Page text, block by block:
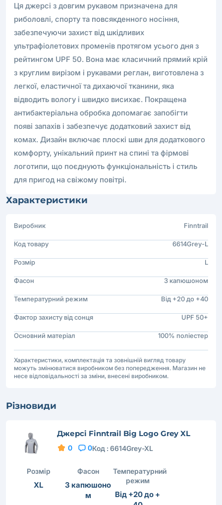
Ця джерсі з довгим рукавом призначена для
риболовлі, спорту та повсякденного носіння,
забезпечуючи захист від шкідливих
ультрафіолетових променів протягом усього дня з
рейтингом UPF 50. Вона має класичний прямий крій
з круглим вирізом і рукавами реглан, виготовлена з
легкої, еластичної та дихаючої тканини, яка
відводить вологу і швидко висихає. Покращена
антибактеріальна обробка допомагає запобігти
появі запахів і забезпечує додатковий захист від
комах. Дизайн включає плоскі шви для додаткового
комфорту, унікальний принт на спині та фірмові
логотипи, що поєднують функціональність і стиль
для пригод на свіжому повітрі.
Характеристики
Виробник Finntrail
Код товару 6614Grey-L
Розмір L
Фасон З капюшоном
Температурний режим Від +20 до +40
Фактор захисту від сонця UPF 50+
Основний матеріал 100% поліестер
Характеристики, комплектація та зовнішній вигляд товару
можуть змінюватися виробником без попередження. Магазин не
несе відповідальності за зміни, внесені виробником.
Різновиди
Джерсі Finntrail Big Logo Grey XL
0 0Код : 6614Grey-XL
Розмір
XL
Фасон
З капюшоно
м
Температурний
режим
Від +20 до +